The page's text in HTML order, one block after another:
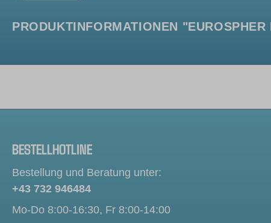
PRODUKTINFORMATIONEN
BESTELLHOTLINE
Bestellung und Beratung unter:
+43 732 946484
Mo-Do 8:00-16:30, Fr 8:00-14:00